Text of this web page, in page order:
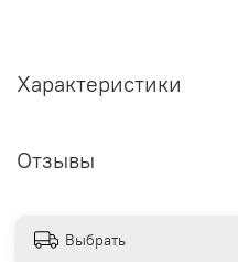
Характеристики
Отзывы
Выбрать